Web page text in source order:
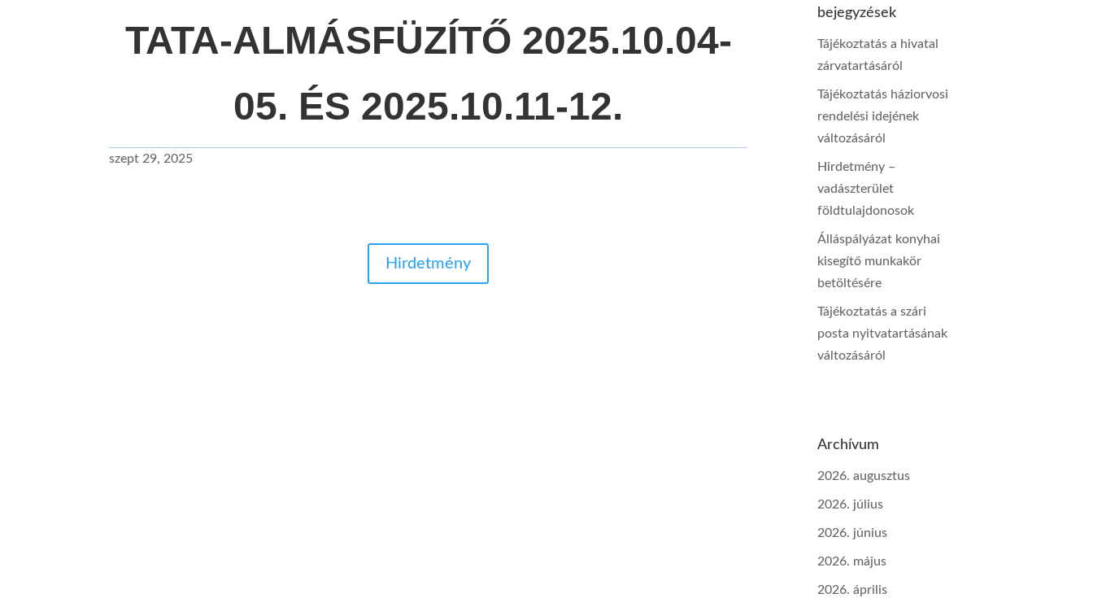
TATA-ALMÁSFÜZÍTŐ 2025.10.04-
05. ÉS 2025.10.11-12.
szept 29, 2025
Hirdetmény
bejegyzések
Tájékoztatás a hivatal
zárvatartásáról
Tájékoztatás háziorvosi
rendelési idejének
változásáról
Hirdetmény –
vadászterület
földtulajdonosok
Álláspályázat konyhai
kisegítő munkakör
betöltésére
Tájékoztatás a szári
posta nyitvatartásának
változásáról
Archívum
2026. augusztus
2026. július
2026. június
2026. május
2026. április